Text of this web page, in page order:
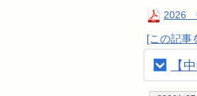
2026
[この記事
【